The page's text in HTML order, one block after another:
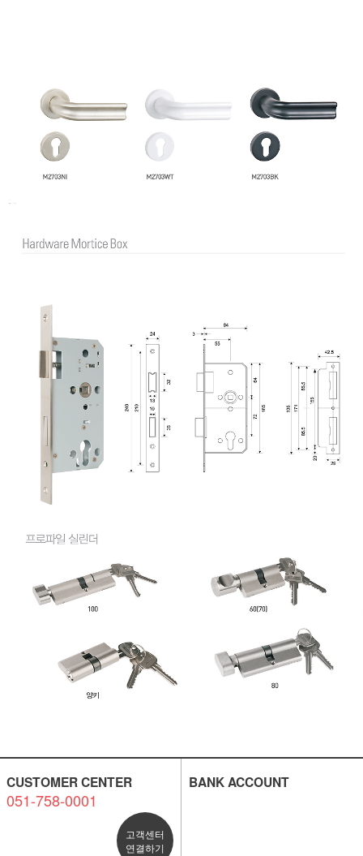
CUSTOMER CENTER
051-758-0001
고객센터
연결하기
BANK ACCOUNT